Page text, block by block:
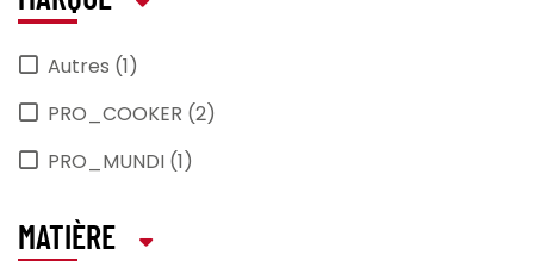
Autres (1)
PRO_COOKER (2)
PRO_MUNDI (1)
MATIÈRE